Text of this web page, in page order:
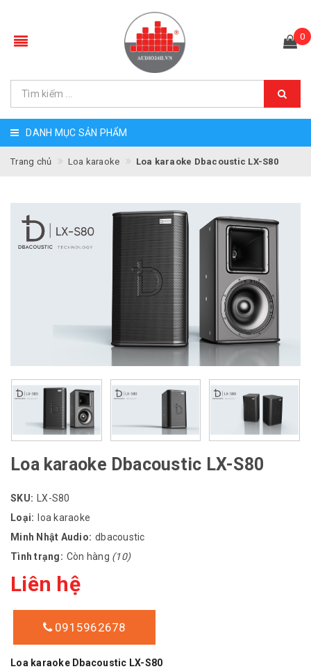
0
DANH MỤC SẢN PHẨM
Trang chủ Loa karaoke Loa karaoke Dbacoustic LX-S80
Loa karaoke Dbacoustic LX-S80
SKU:
LX-S80
Loại:
loa karaoke
Minh Nhật Audio: dbacoustic
Tình trạng: Còn hàng (10)
Liên hệ
0915962678
Loa karaoke Dbacoustic LX-S80